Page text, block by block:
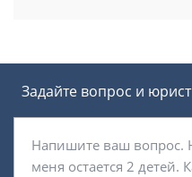
Задайте вопрос и